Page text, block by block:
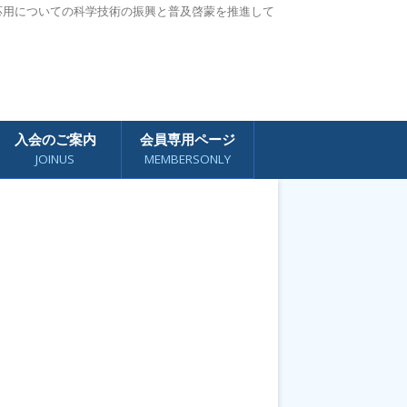
についての科学技術の振興と普及啓蒙を推進して
入会のご案内
JOINUS
会員専用ページ
MEMBERSONLY